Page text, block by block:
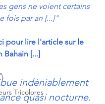
Tricolores
gens ne voient certains
fois par an [...]"
pour lire l'article sur le
Bahain [...]
indéniablement
quasi nocturne.